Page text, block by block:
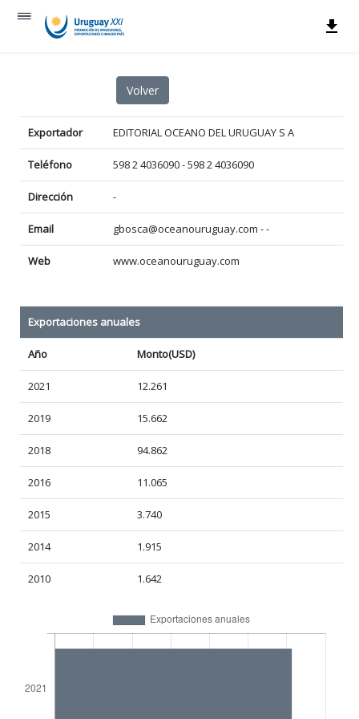
Exportador EDITORIAL OCEANO DEL URUGUAY S A
Teléfono 598 2 4036090 - 598 2 4036090
Dirección -
Email gbosca@oceanouruguay.com - -
Web www.oceanouruguay.com
Exportaciones anuales
Año Monto(USD)
2021 12.261
2019 15.662
2018 94.862
2016 11.065
2015 3.740
2014 1.915
2010 1.642